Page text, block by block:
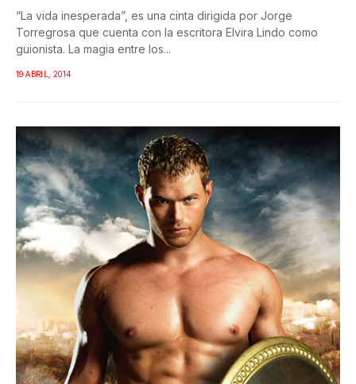
“La vida inesperada”, es una cinta dirigida por Jorge
Torregrosa que cuenta con la escritora Elvira Lindo como
guionista. La magia entre los...
19 ABRIL, 2014